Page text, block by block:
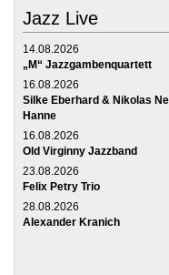
Jazz Live
14.08.2026
„M“ Jazzgambenquartett
16.08.2026
Silke Eberhard & Nikolas
Hanne
16.08.2026
Old Virginny Jazzband
23.08.2026
Felix Petry Trio
28.08.2026
Alexander Kranich